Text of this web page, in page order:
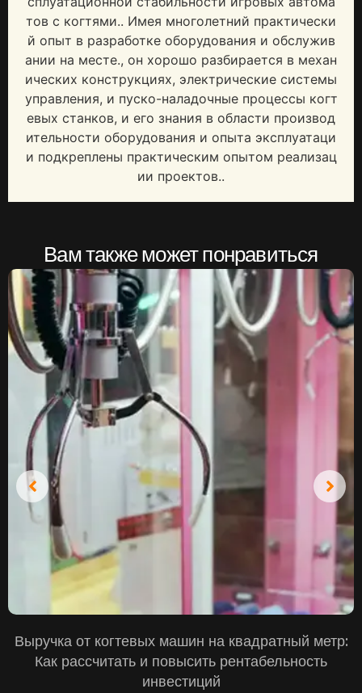
тов с когтями.. Имея многолетний практически
й опыт в разработке оборудования и обслужив
ании на месте., он хорошо разбирается в механ
ических конструкциях, электрические системы
управления, и пуско-наладочные процессы когт
евых станков, и его знания в области производ
ительности оборудования и опыта эксплуатаци
и подкреплены практическим опытом реализац
ии проектов..
Вам также может понравиться
Выручка от когтевых машин на квадратный метр:
Как рассчитать и повысить рентабельность
инвестиций